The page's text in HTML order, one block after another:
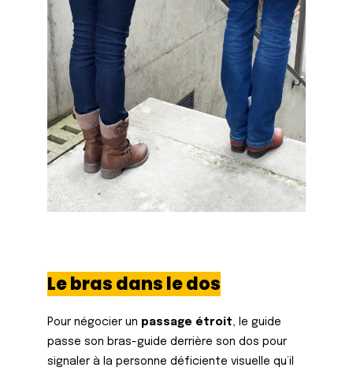
Le bras dans le dos
Pour négocier un passage étroit , le guide
passe son bras-guide derrière son dos pour
signaler à la personne déficiente visuelle qu’il